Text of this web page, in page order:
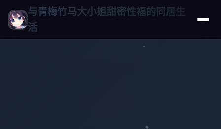
与青梅竹马大小姐甜密性福的同居生
活